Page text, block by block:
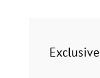
Exclusive